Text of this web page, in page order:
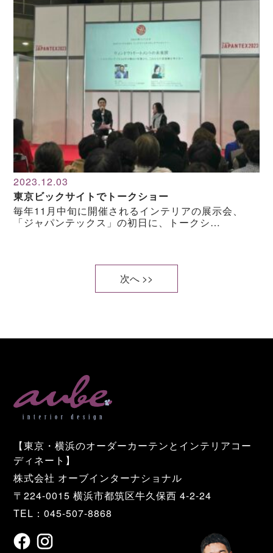
2023.12.03
東京ビックサイトでトークショー
毎年11月中旬に開催されるインテリアの展示会、
「ジャパンテックス」の初日に、トークシ…
次へ >>
【東京・横浜のオーダーカーテンとインテリアコー
ディネート】
株式会社 オーブインターナショナル
〒224-0015 横浜市都筑区牛久保西 4-2-24
TEL：045-507-8868